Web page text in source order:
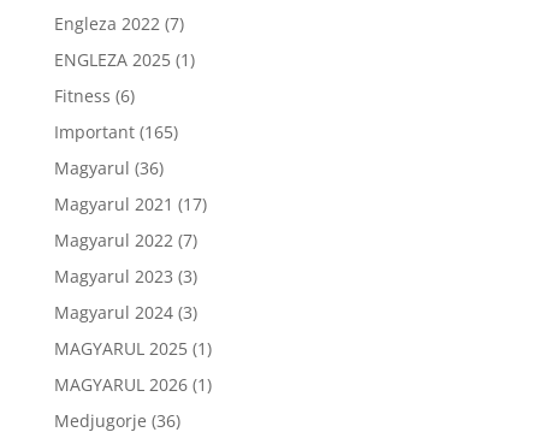
Engleza 2022(7)
ENGLEZA 2025(1)
Fitness (6)
Important(165)
Magyarul (36)
Magyarul 2021 (17)
Magyarul 2022(7)
Magyarul 2023 (3)
Magyarul 2024(3)
MAGYARUL 2025(1)
MAGYARUL 2026(1)
Medjugorje (36)